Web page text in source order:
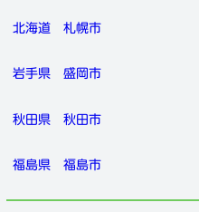
北海道 札幌市
岩手県 盛岡市
秋田県 秋田市
福島県 福島市